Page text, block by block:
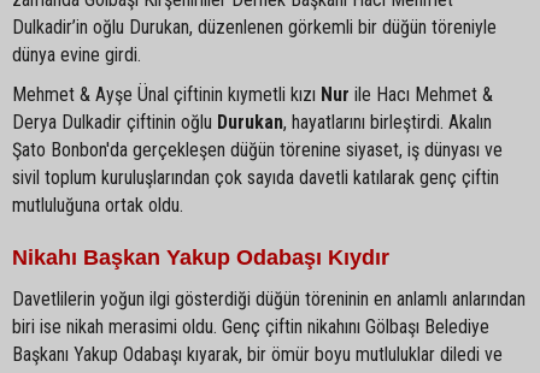
Dulkadir’in oğlu Durukan, düzenlenen görkemli bir düğün töreniyle
dünya evine girdi.
Mehmet & Ayşe Ünal çiftinin kıymetli kızı Nur ile Hacı Mehmet &
Derya Dulkadir çiftinin oğlu Durukan, hayatlarını birleştirdi. Akalın
Şato Bonbon'da gerçekleşen düğün törenine siyaset, iş dünyası ve
sivil toplum kuruluşlarından çok sayıda davetli katılarak genç çiftin
mutluluğuna ortak oldu.
Nikahı Başkan Yakup Odabaşı Kıydır
Davetlilerin yoğun ilgi gösterdiği düğün töreninin en anlamlı anlarından
biri ise nikah merasimi oldu. Genç çiftin nikahını Gölbaşı Belediye
Başkanı Yakup Odabaşı kıyarak, bir ömür boyu mutluluklar diledi ve